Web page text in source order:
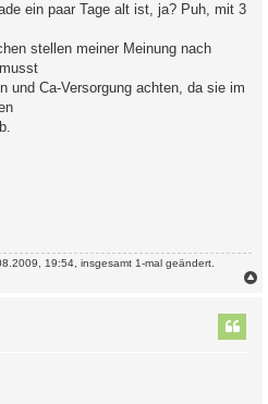
ein paar Tage alt ist, ja? Puh, mit 3
stellen meiner Meinung nach
und Ca-Versorgung achten, da sie im
19:54, insgesamt 1-mal geändert.